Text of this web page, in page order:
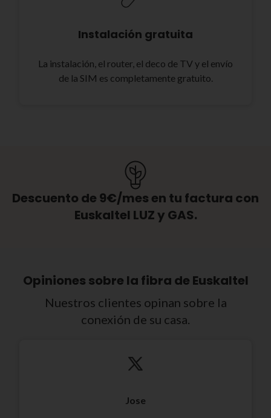
Instalación gratuita
La instalación, el router, el deco de TV y el envío
de la SIM es completamente gratuito.
Descuento de 9€/mes en tu factura con
Euskaltel LUZ y GAS.
Opiniones sobre la fibra de Euskaltel
Nuestros clientes opinan sobre la
conexión de su casa.
Jose